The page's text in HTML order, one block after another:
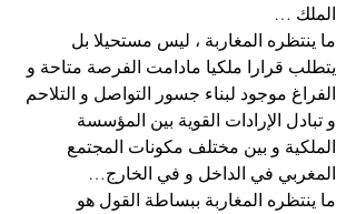
الملك …
ما ينتظره المغاربة ، ليس مستحيلا بل
يتطلب قرارا ملكيا مادامت الفرصة متاحة و
الفراغ موجود لبناء جسور التواصل و التلاحم
و تبادل الإرادات القوية بين المؤسسة
الملكية و بين مختلف مكونات المجتمع
المغربي في الداخل و في الخارج…
ما ينتظره المغاربة ببساطة القول هو